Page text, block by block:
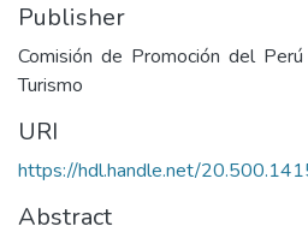
Publisher
Comisión de Promoción del
Turismo
URI
https://hdl.handle.net/
Abstract